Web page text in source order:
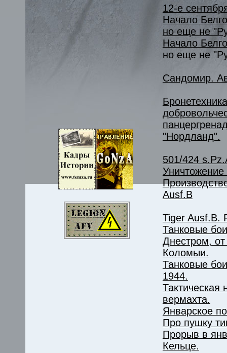
12-е
Начало
но еще не
Начало
но еще не
Сандомир.
"Нордланд".
501/424
Уничтожение
Ausf.B
Tiger Ausf.B.
Танковые
Днестром,
Коломыи.
Танковые
1944.
Тактическая
вермахта.
Январское
Про пушку
Прорыв в
Кельце.